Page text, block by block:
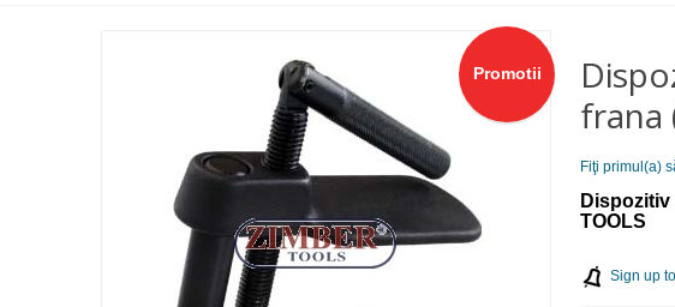
Promotii
frana
Fiţi primul(a)
Dispozitiv
TOOLS
Sign up